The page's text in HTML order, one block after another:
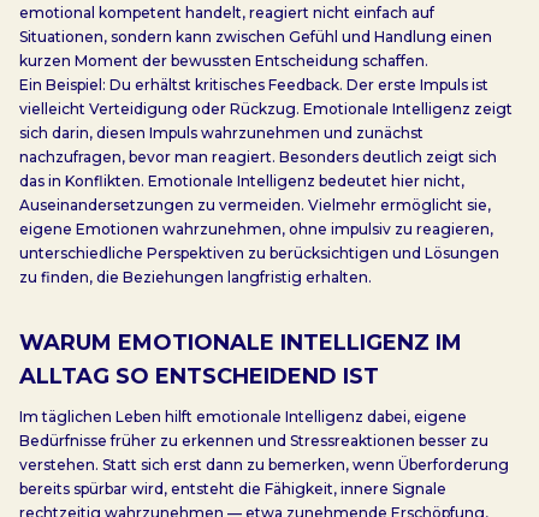
emotional kompetent handelt, reagiert nicht einfach auf
Situationen, sondern kann zwischen Gefühl und Handlung einen
kurzen Moment der bewussten Entscheidung schaffen.
Ein Beispiel: Du erhältst kritisches Feedback. Der erste Impuls ist
vielleicht Verteidigung oder Rückzug. Emotionale Intelligenz zeigt
sich darin, diesen Impuls wahrzunehmen und zunächst
nachzufragen, bevor man reagiert. Besonders deutlich zeigt sich
das in Konflikten. Emotionale Intelligenz bedeutet hier nicht,
Auseinandersetzungen zu vermeiden. Vielmehr ermöglicht sie,
eigene Emotionen wahrzunehmen, ohne impulsiv zu reagieren,
unterschiedliche Perspektiven zu berücksichtigen und Lösungen
zu finden, die Beziehungen langfristig erhalten.
WARUM EMOTIONALE INTELLIGENZ IM
ALLTAG SO ENTSCHEIDEND IST
Im täglichen Leben hilft emotionale Intelligenz dabei, eigene
Bedürfnisse früher zu erkennen und Stressreaktionen besser zu
verstehen. Statt sich erst dann zu bemerken, wenn Überforderung
bereits spürbar wird, entsteht die Fähigkeit, innere Signale
rechtzeitig wahrzunehmen — etwa zunehmende Erschöpfung,